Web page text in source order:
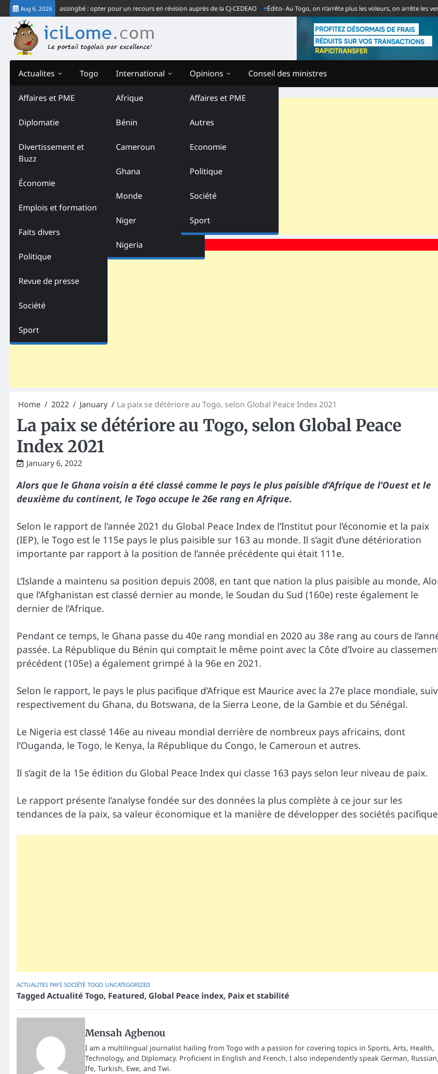
Skip
to
content
Aug 6, 2026
système Gnassingbé : opter pour un recours en révision auprès de la CJ-CEDEAO Édito- Au Togo, on n’arrête plus les voleurs, on arrête les
Actualites
Affaires et PME
Diplomatie
Divertissement et
Buzz
Économie
Emplois et formation
Faits divers
Politique
Revue de presse
Société
Sport
Togo International
Afrique
Bénin
Cameroun
Ghana
Monde
Niger
Nigeria
Opinions
Affaires et PME
Autres
Economie
Politique
Société
Sport
Conseil des ministres
Home 2022 January La paix se détériore au Togo, selon Global Peace Index 2021
La paix se détériore au Togo, selon Global Peace
Index 2021
January 6, 2022
Alors que le Ghana voisin a été classé comme le pays le plus paisible d’Afrique de l’Ouest et le
deuxième du continent, le Togo occupe le 26e rang en Afrique.
Selon le rapport de l’année 2021 du Global Peace Index de l’Institut pour l’économie et la paix
(IEP), le Togo est le 115e pays le plus paisible sur 163 au monde. Il s’agit d’une détérioration
importante par rapport à la position de l’année précédente qui était 111e.
L’Islande a maintenu sa position depuis 2008, en tant que nation la plus paisible au monde,
que l’Afghanistan est classé dernier au monde, le Soudan du Sud (160e) reste également le
dernier de l’Afrique.
Pendant ce temps, le Ghana passe du 40e rang mondial en 2020 au 38e rang au cours de
passée. La République du Bénin qui comptait le même point avec la Côte d’Ivoire au
précédent (105e) a également grimpé à la 96e en 2021.
Selon le rapport, le pays le plus pacifique d’Afrique est Maurice avec la 27e place mondiale,
respectivement du Ghana, du Botswana, de la Sierra Leone, de la Gambie et du Sénégal.
Le Nigeria est classé 146e au niveau mondial derrière de nombreux pays africains, dont
l’Ouganda, le Togo, le Kenya, la République du Congo, le Cameroun et autres.
Il s’agit de la 15e édition du Global Peace Index qui classe 163 pays selon leur niveau de paix.
Le rapport présente l’analyse fondée sur des données la plus complète à ce jour sur les
tendances de la paix, sa valeur économique et la manière de développer des sociétés
ACTUALITES PAYS SOCIÉTÉ TOGO UNCATEGORIZED
Tagged Actualité Togo, Featured, Global Peace index, Paix et stabilité
Mensah Agbenou
I am a multilingual journalist hailing from Togo with a passion for covering topics in Sports, Arts, Health,
Technology, and Diplomacy. Proficient in English and French, I also independently speak German,
Ife, Turkish, Ewe, and Twi.